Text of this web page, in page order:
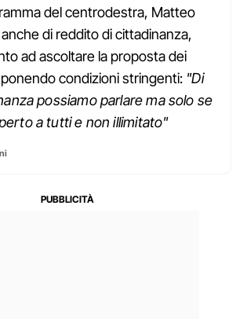
del centrodestra, Matteo
di reddito di cittadinanza,
ad ascoltare la proposta dei
condizioni stringenti: "Di
possiamo parlare ma solo se
a tutti e non illimitato"